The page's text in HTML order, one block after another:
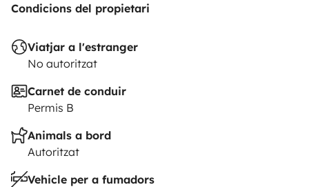
Condicions del propietari
Viatjar a l'estranger
No autoritzat
Carnet de conduir
Permis B
Animals a bord
Autoritzat
Vehicle per a fumadors